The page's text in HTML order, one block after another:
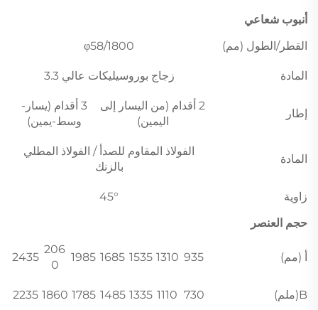
أنبوب شعاعي
القطر/الطول (مم)
φ58/1800
المادة زجاج بوروسيليكات عالي 3.3
إطار
2 أقدام (من اليسار إلى
اليمين)
3 أقدام (يسار-
وسط-يمين)
المادة
الفولاذ المقاوم للصدأ / الفولاذ المطلي
بالزنك
زاوية
45°
حجم العنصر
أ (مم) 935
1310
1535
1685
1985
206
0
2435
B(ملم) 730
1110
1335
1485
1785
1860
2235